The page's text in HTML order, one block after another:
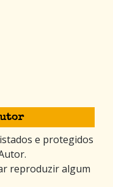
e protegidos
reproduzir algum